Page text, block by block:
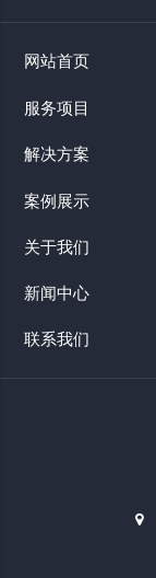
网站首页
服务项目
解决方案
案例展示
关于我们
新闻中心
联系我们